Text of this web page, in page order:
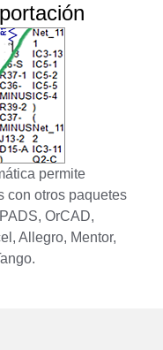
permite
con otros paquetes
OrCAD,
Allegro, Mentor,